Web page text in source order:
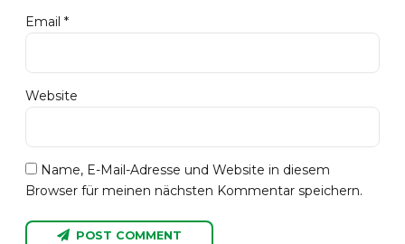
Email *
Website
Name, E-Mail-Adresse und Website in diesem
Browser für meinen nächsten Kommentar speichern.
POST COMMENT